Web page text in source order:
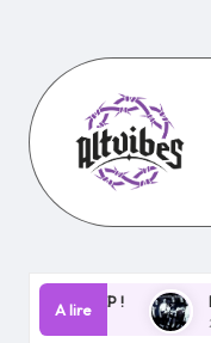
content
A lire
EP ! Elwood
28 juillet